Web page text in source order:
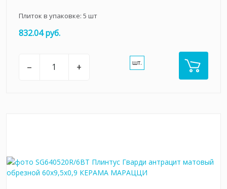
Плиток в упаковке: 5 шт
832.04 руб.
– + шт.